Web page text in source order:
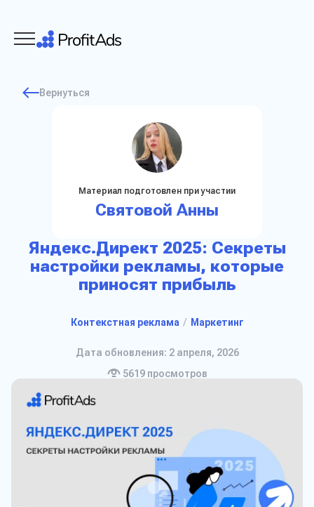
Материал подготовлен при участии
Святовой Анны
Вернуться
Яндекс.Директ 2025: Секреты
настройки рекламы, которые
приносят прибыль
Контекстная реклама Маркетинг
Дата обновления: 2 апреля, 2026
5619просмотров